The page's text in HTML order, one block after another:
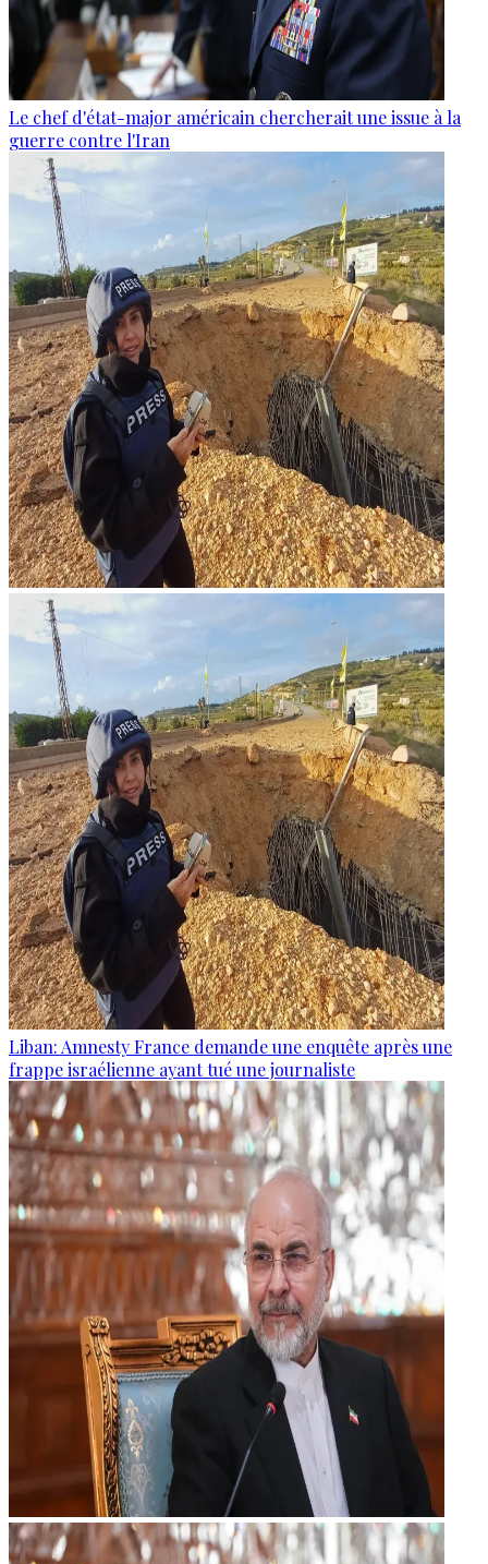
Le chef d'état-major américain chercherait une issue à la
guerre contre l'Iran
Liban: Amnesty France demande une enquête après une
frappe israélienne ayant tué une journaliste